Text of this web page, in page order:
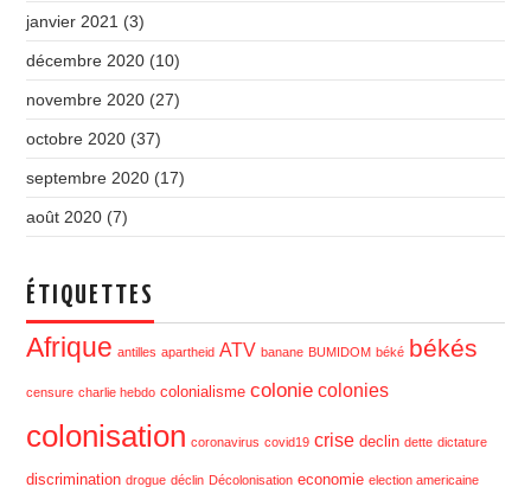
janvier 2021 (3)
décembre 2020 (10)
novembre 2020 (27)
octobre 2020 (37)
septembre 2020 (17)
août 2020 (7)
ÉTIQUETTES
Afrique antilles apartheid ATV banane BUMIDOM béké békés
censure charlie hebdo colonialisme colonie colonies
colonisation coronavirus covid19 crise declin dette dictature
discrimination drogue déclin Décolonisation economie election americaine